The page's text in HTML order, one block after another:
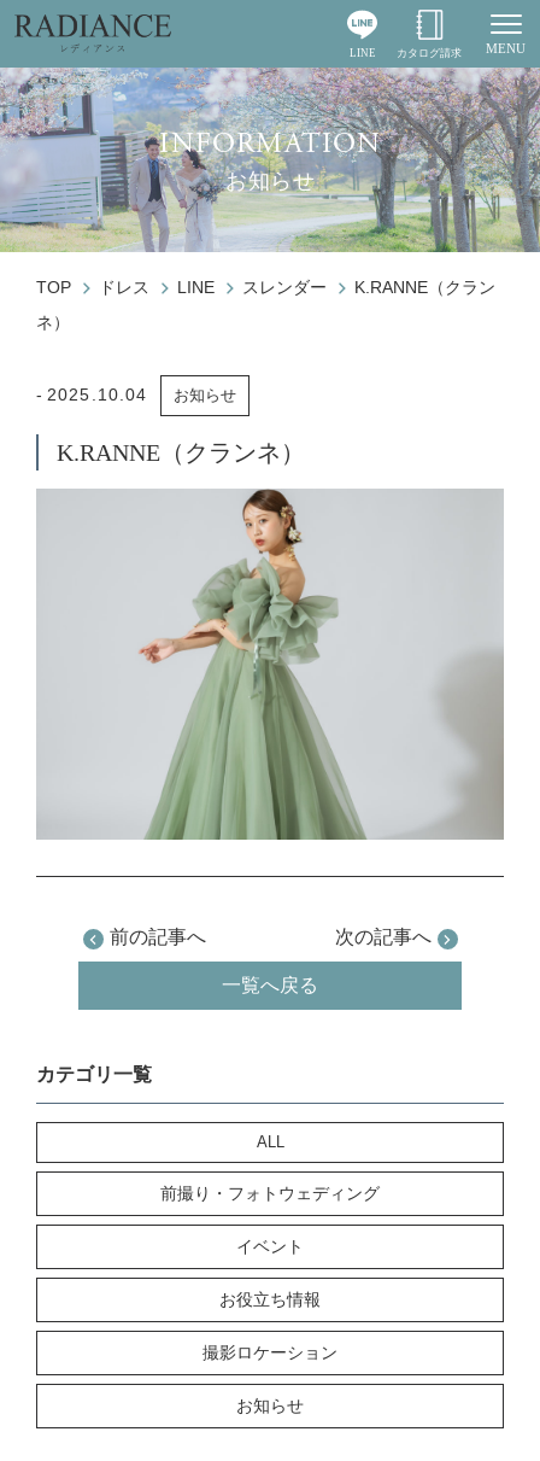
MENU
LINE カタログ請求
INFORMATION
お知らせ
TOP ドレス LINE スレンダー
K.RANNE（クラン
ネ）
2025.10.04 お知らせ
K.RANNE（クランネ）
前の記事へ 次の記事へ
一覧へ戻る
カテゴリ一覧
ALL
前撮り・フォトウェディング
イベント
お役立ち情報
撮影ロケーション
お知らせ